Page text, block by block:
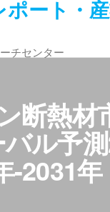
ポート・
チセンター
断熱材
ル予
-2031年